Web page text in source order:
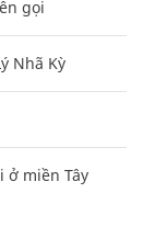
gọi
Nhã Kỳ
ở miền Tây